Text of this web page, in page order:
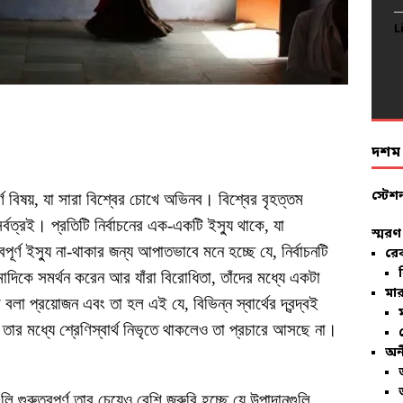
বিষয়, যা সারা বিশ্বের চোখে অভিনব। বিশ্বের বৃহত্তম
প্রতিটি নির্বাচনের এক-একটি ইস্যু থাকে, যা
ইস্যু না-থাকার জন্য আপাতভাবে মনে হচ্ছে যে, নির্বাচনটি
সমর্থন করেন আর যাঁরা বিরোধিতা, তাঁদের মধ্যে একটা
প্রয়োজন এবং তা হল এই যে, বিভিন্ন স্বার্থের দ্বন্দ্বই
মধ্যে শ্রেণিস্বার্থ নিভৃতে থাকলেও তা প্রচারে আসছে না।
দশম
স্মরণ